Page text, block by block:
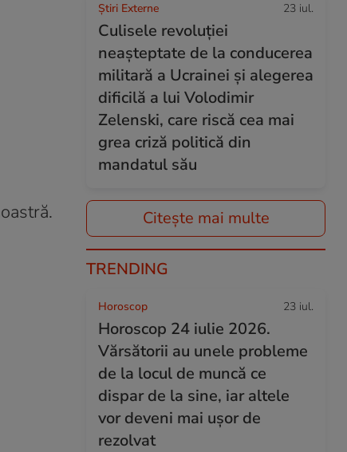
Știri Externe 23 iul.
Culisele revoluției
neașteptate de la conducerea
militară a Ucrainei și alegerea
dificilă a lui Volodimir
Zelenski, care riscă cea mai
grea criză politică din
mandatul său
Citește mai multe
TRENDING
Horoscop 23 iul.
Horoscop 24 iulie 2026.
Vărsătorii au unele probleme
de la locul de muncă ce
dispar de la sine, iar altele
vor deveni mai ușor de
rezolvat